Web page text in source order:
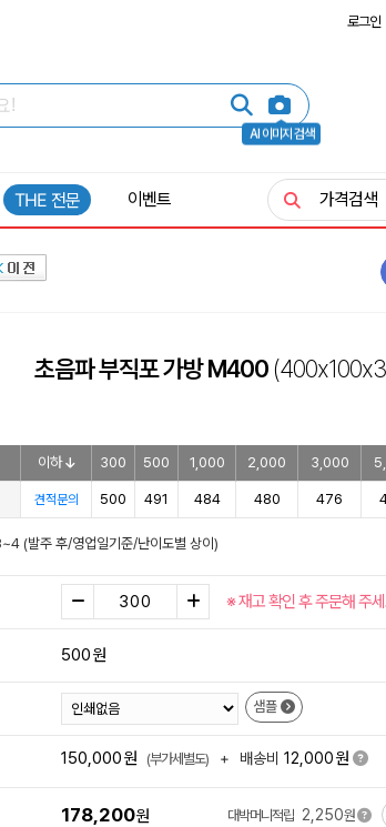
로그인
AI 이미지 검색
THE 전문 이벤트 가격검색
초음파 부직포 가방 M400
이하 300 500 1,000 2,000 3,000
견적문의 500 491 484 480 476
(발주 후/영업일기준/난이도별 상이)
※ 재고 확인 후 주문해 주
500원
샘플
150,000원 (부가세별도) + 배송비 12,000원
178,200원 대박머니적립 2,250원